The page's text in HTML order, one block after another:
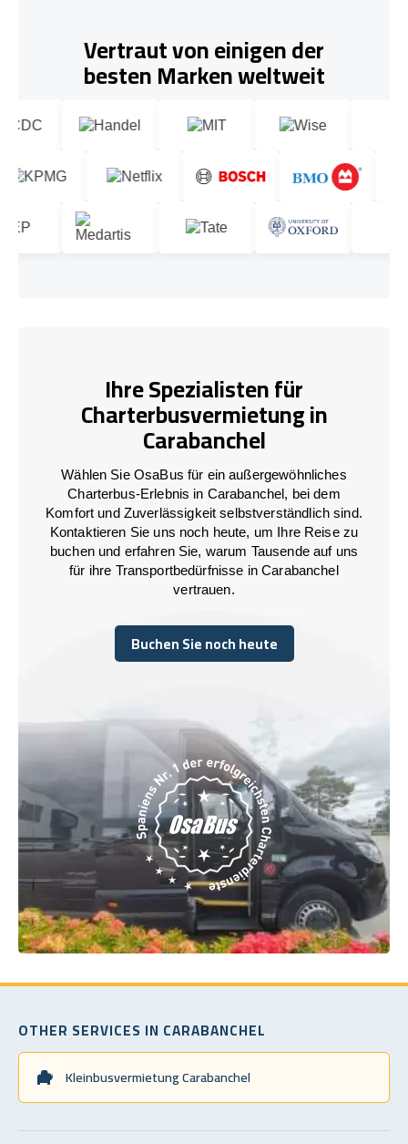
Vertraut von einigen der
besten Marken weltweit
Ihre Spezialisten für
Charterbusvermietung in
Carabanchel
Wählen Sie OsaBus für ein außergewöhnliches
Charterbus-Erlebnis in Carabanchel, bei dem
Komfort und Zuverlässigkeit selbstverständlich sind.
Kontaktieren Sie uns noch heute, um Ihre Reise zu
buchen und erfahren Sie, warum Tausende auf uns
für ihre Transportbedürfnisse in Carabanchel
vertrauen.
Buchen Sie noch heute
Buchen Sie noch heute
OTHER SERVICES IN CARABANCHEL
Kleinbusvermietung Carabanchel